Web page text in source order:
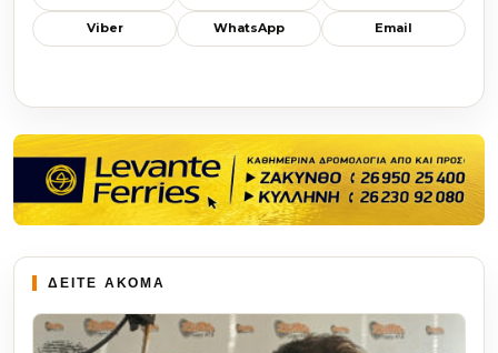
Viber WhatsApp Email
ΔΕΙΤΕ ΑΚΟΜΑ